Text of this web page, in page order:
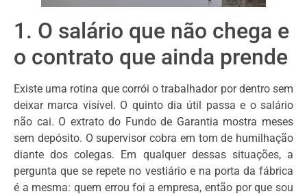
1. O salário que não chega e
o contrato que ainda prende
Existe uma rotina que corrói o trabalhador por dentro sem
deixar marca visível. O quinto dia útil passa e o salário
não cai. O extrato do Fundo de Garantia mostra meses
sem depósito. O supervisor cobra em tom de humilhação
diante dos colegas. Em qualquer dessas situações, a
pergunta que se repete no vestiário e na porta da fábrica
é a mesma: quem errou foi a empresa, então por que sou